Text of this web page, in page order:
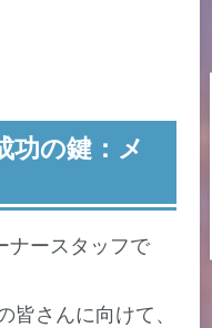
功の鍵：メ
ナースタッフで
皆さんに向けて、